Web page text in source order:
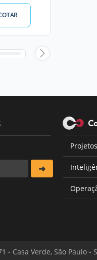
- Casa Verde, São Paulo -